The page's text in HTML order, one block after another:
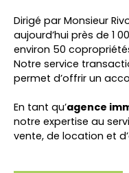
Dirigé par Monsieur
aujourd’hui près de 1
environ 50
Notre service
permet d’offrir un
En tant qu’agence
notre expertise au
vente, de location et